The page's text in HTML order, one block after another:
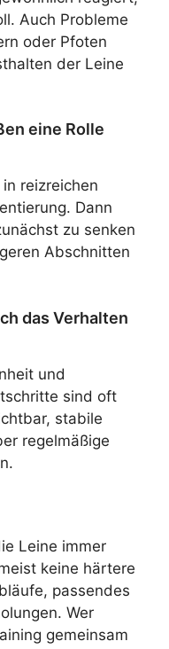
Auch Probleme
oder Pfoten
der Leine
eine Rolle
reizreichen
Dann
zu senken
Abschnitten
das Verhalten
und
sind oft
stabile
regelmäßige
Leine immer
keine härtere
passendes
Wer
gemeinsam